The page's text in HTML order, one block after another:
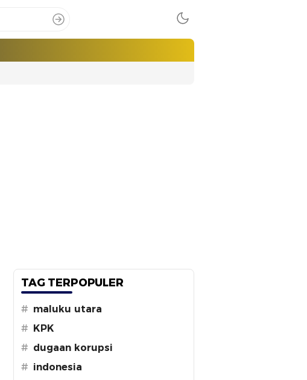
TAG TERPOPULER
# maluku utara
# KPK
# dugaan korupsi
# indonesia